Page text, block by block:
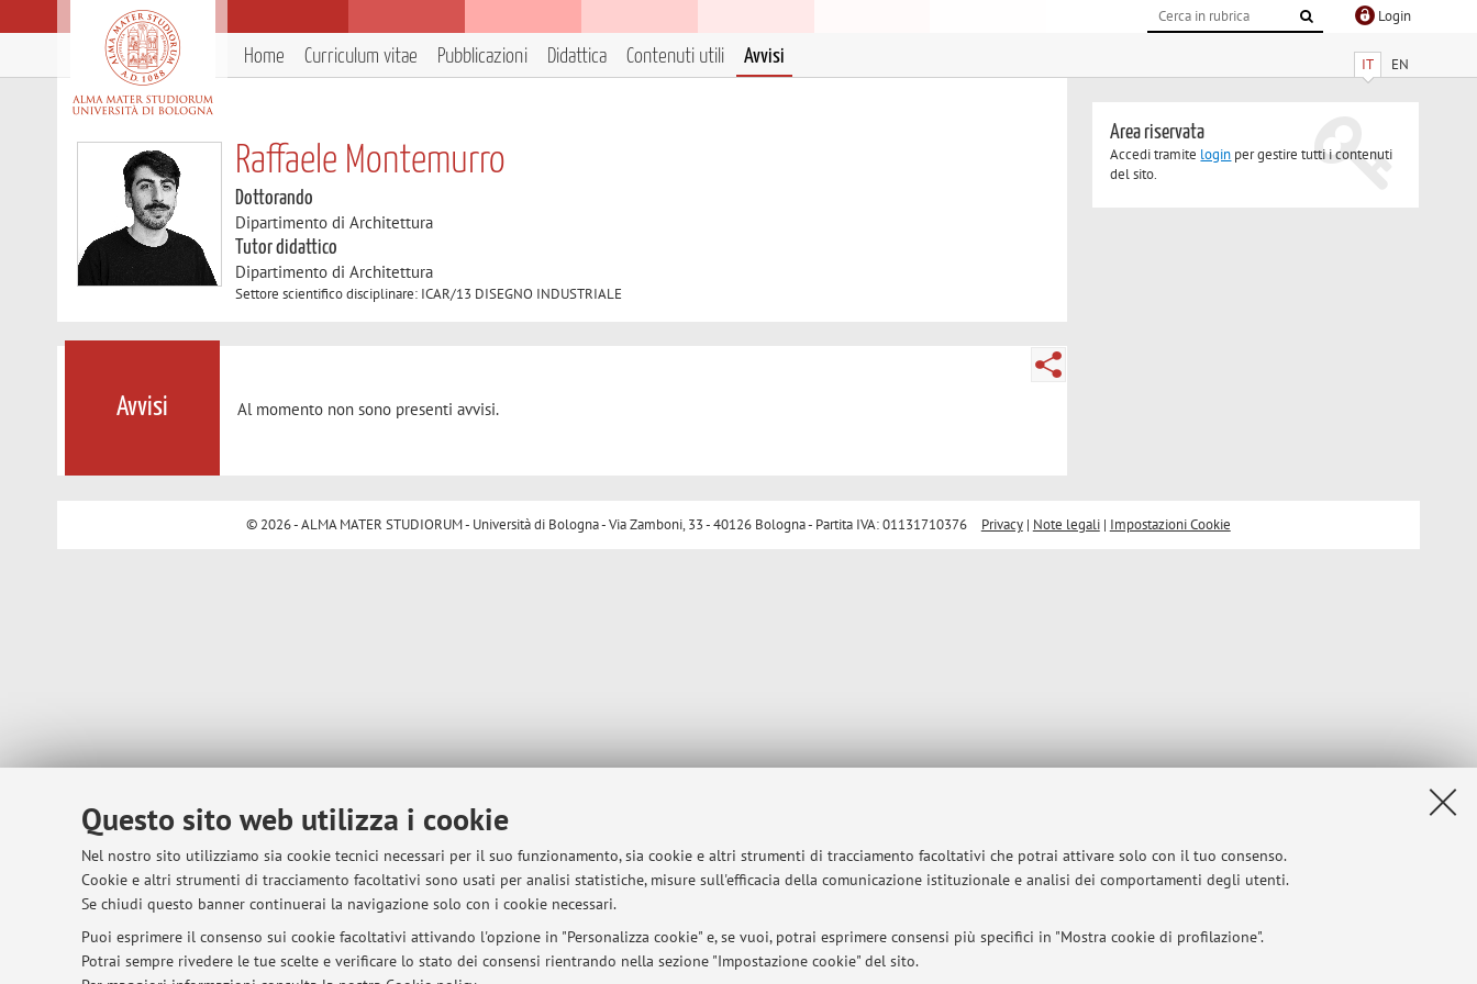
Questo sito web utilizza i cookie
Nel nostro sito utilizziamo sia cookie tecnici necessari per il suo funzionamento, sia cookie e altri strumenti di tracciamento facoltativi che potrai attivare solo con il tuo consenso.
Cookie e altri strumenti di tracciamento facoltativi sono usati per analisi statistiche, misure sull'efficacia della comunicazione istituzionale e analisi dei comportamenti degli utenti.
Se chiudi questo banner continuerai la navigazione solo con i cookie necessari.
Puoi esprimere il consenso sui cookie facoltativi attivando l'opzione in "Personalizza cookie" e, se vuoi, potrai esprimere consensi più specifici in "Mostra cookie di profilazione".
Potrai sempre rivedere le tue scelte e verificare lo stato dei consensi rientrando nella sezione "Impostazione cookie" del sito.
Login
IT EN
Home Curriculum vitae Pubblicazioni Didattica Contenuti utili Avvisi
Raffaele Montemurro
Dottorando
Dipartimento di Architettura
Tutor didattico
Dipartimento di Architettura
Settore scientifico disciplinare: ICAR/13 DISEGNO INDUSTRIALE
Avvisi Al momento non sono presenti avvisi.
Area riservata
Accedi tramite login per gestire tutti i contenuti
del sito.
© 2026 - ALMA MATER STUDIORUM - Università di Bologna - Via Zamboni, 33 - 40126 Bologna - Partita IVA: 01131710376 Privacy| Note legali| Impostazioni Cookie